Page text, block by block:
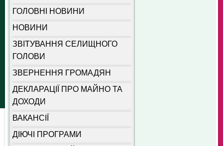
ГОЛОВНІ НОВИНИ
НОВИНИ
ЗВІТУВАННЯ СЕЛИЩНОГО
ГОЛОВИ
ЗВЕРНЕННЯ ГРОМАДЯН
ДЕКЛАРАЦІЇ ПРО МАЙНО ТА
ДОХОДИ
ВАКАНСІЇ
ДІЮЧІ ПРОГРАМИ